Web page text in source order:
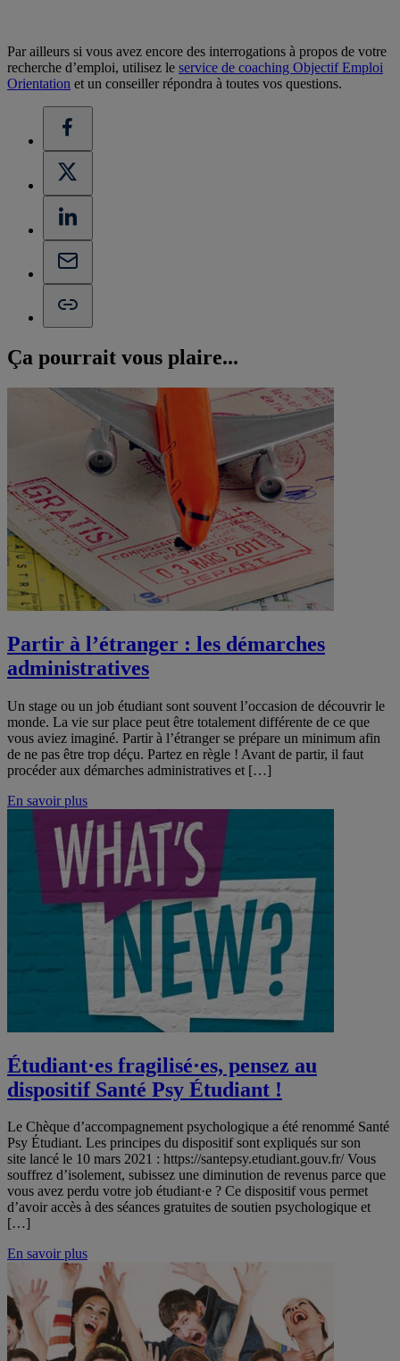
Par ailleurs si vous avez encore des interrogations à propos de votre
recherche d’emploi, utilisez le service de coaching Objectif Emploi
Orientation et un conseiller répondra à toutes vos questions.
Ça pourrait vous plaire...
Partir à l’étranger : les démarches
administratives
Un stage ou un job étudiant sont souvent l’occasion de découvrir le
monde. La vie sur place peut être totalement différente de ce que
vous aviez imaginé. Partir à l’étranger se prépare un minimum afin
de ne pas être trop déçu. Partez en règle ! Avant de partir, il faut
procéder aux démarches administratives et […]
En savoir plus
Étudiant·es fragilisé·es, pensez au
dispositif Santé Psy Étudiant !
Le Chèque d’accompagnement psychologique a été renommé Santé
Psy Étudiant. Les principes du dispositif sont expliqués sur son
site lancé le 10 mars 2021 : https://santepsy.etudiant.gouv.fr/ Vous
souffrez d’isolement, subissez une diminution de revenus parce que
vous avez perdu votre job étudiant·e ? Ce dispositif vous permet
d’avoir accès à des séances gratuites de soutien psychologique et
[…]
En savoir plus